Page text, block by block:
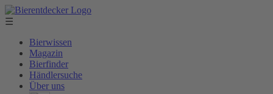
☰
Bierwissen
Magazin
Bierfinder
Händlersuche
Über uns